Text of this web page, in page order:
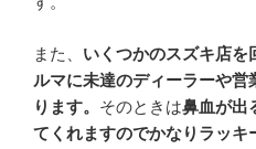
また、 いくつかのスズキ店を
ルマに未達のディーラーや
ります。 そのときは鼻血が出
てくれますのでかなりラッキ